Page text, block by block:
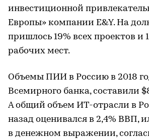
инвестиционной
Европы» компании E&Y. На
пришлось 19% всех проектов и
рабочих мест.
Объемы ПИИ в Россию в 2018
Всемирного банка, составили
А общий объем ИТ-отрасли в
назад оценивался в 2,4% ВВП,
в денежном выражении,